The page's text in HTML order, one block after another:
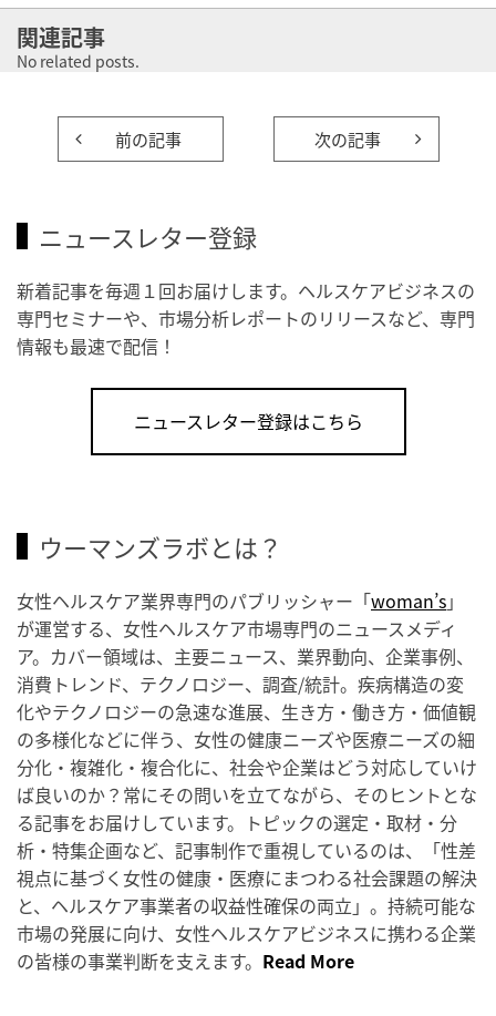
関連記事
No related posts.
前の記事 次の記事
ニュースレター登録
新着記事を毎週１回お届けします。ヘルスケアビジネスの
専門セミナーや、市場分析レポートのリリースなど、専門
情報も最速で配信！
ニュースレター登録はこちら
ウーマンズラボとは？
女性ヘルスケア業界専門のパブリッシャー「woman’s」
が運営する、女性ヘルスケア市場専門のニュースメディ
ア。カバー領域は、主要ニュース、業界動向、企業事例、
消費トレンド、テクノロジー、調査/統計。疾病構造の変
化やテクノロジーの急速な進展、生き方・働き方・価値観
の多様化などに伴う、女性の健康ニーズや医療ニーズの細
分化・複雑化・複合化に、社会や企業はどう対応していけ
ば良いのか？常にその問いを立てながら、そのヒントとな
る記事をお届けしています。トピックの選定・取材・分
析・特集企画など、記事制作で重視しているのは、「性差
視点に基づく女性の健康・医療にまつわる社会課題の解決
と、ヘルスケア事業者の収益性確保の両立」。持続可能な
市場の発展に向け、女性ヘルスケアビジネスに携わる企業
の皆様の事業判断を支えます。 Read More